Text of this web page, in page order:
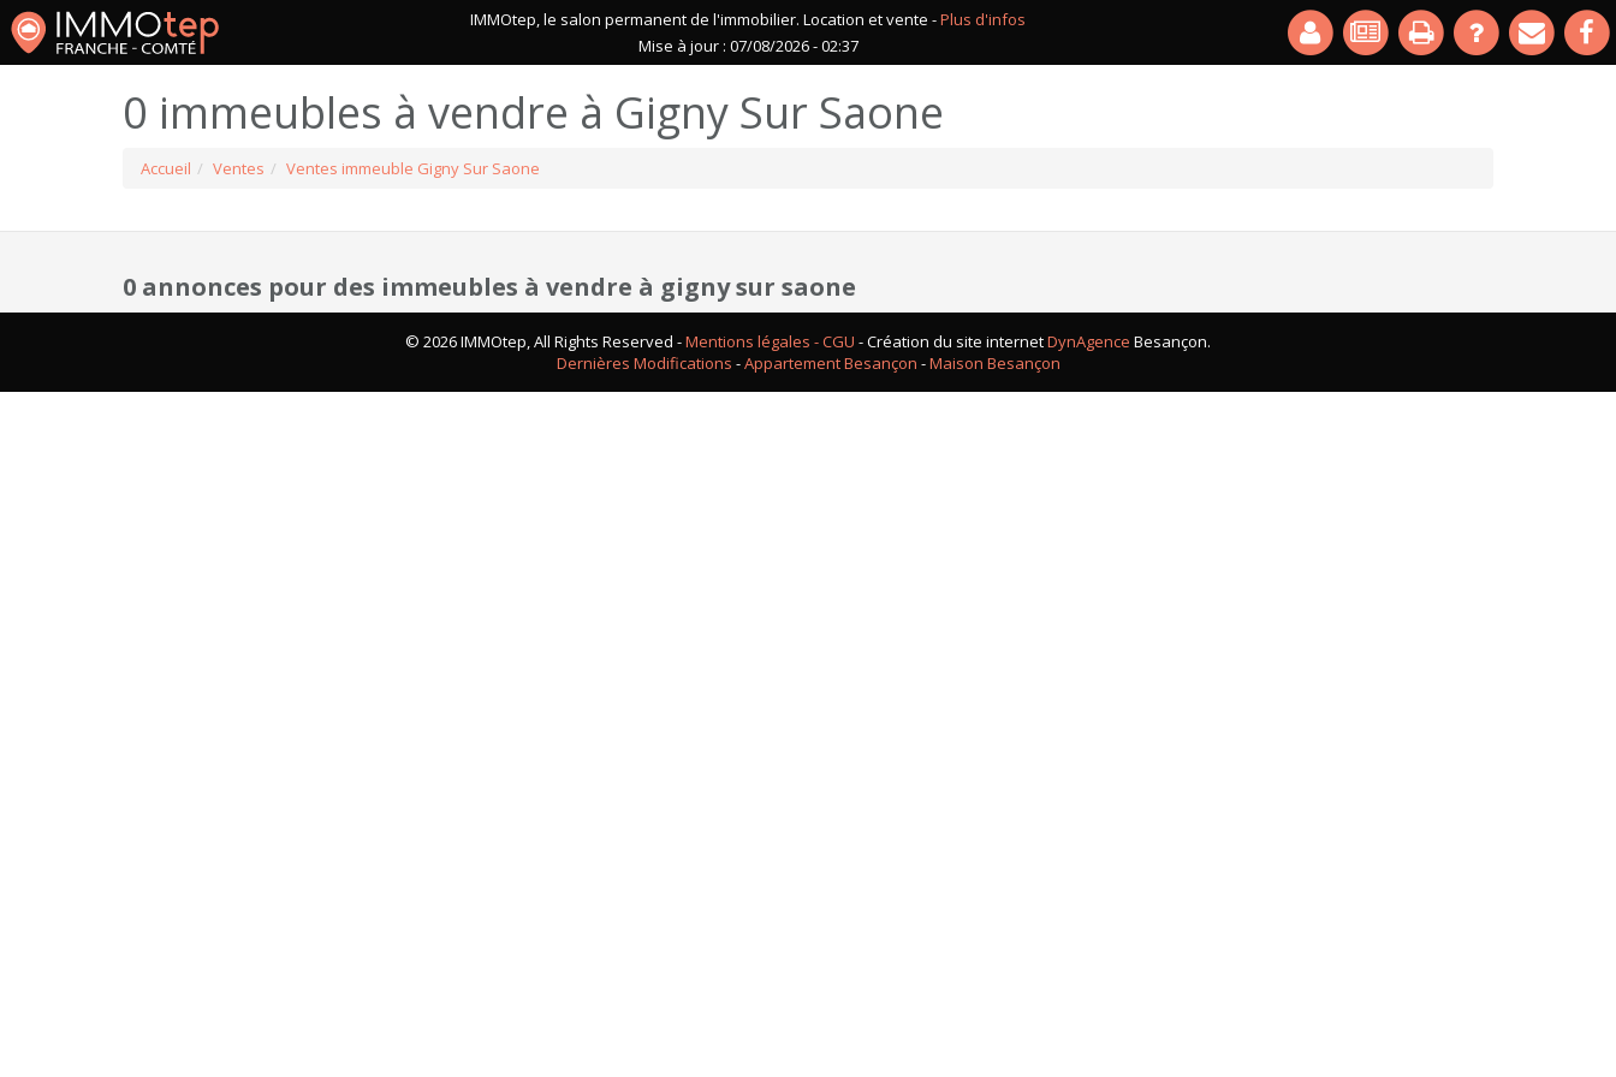
IMMOtep, le salon permanent de l'immobilier. Location et vente -Plus d'infos
Mise à jour : 07/08/2026 - 02:37
0 immeubles à vendre à Gigny Sur Saone
Accueil Ventes Ventes immeuble Gigny Sur Saone
0 annonces pour des immeubles à vendre à gigny sur saone
© 2026 IMMOtep, All Rights Reserved -Mentions légales - CGU - Création du site internetDynAgence Besançon.
Dernières Modifications -Appartement Besançon -Maison Besançon